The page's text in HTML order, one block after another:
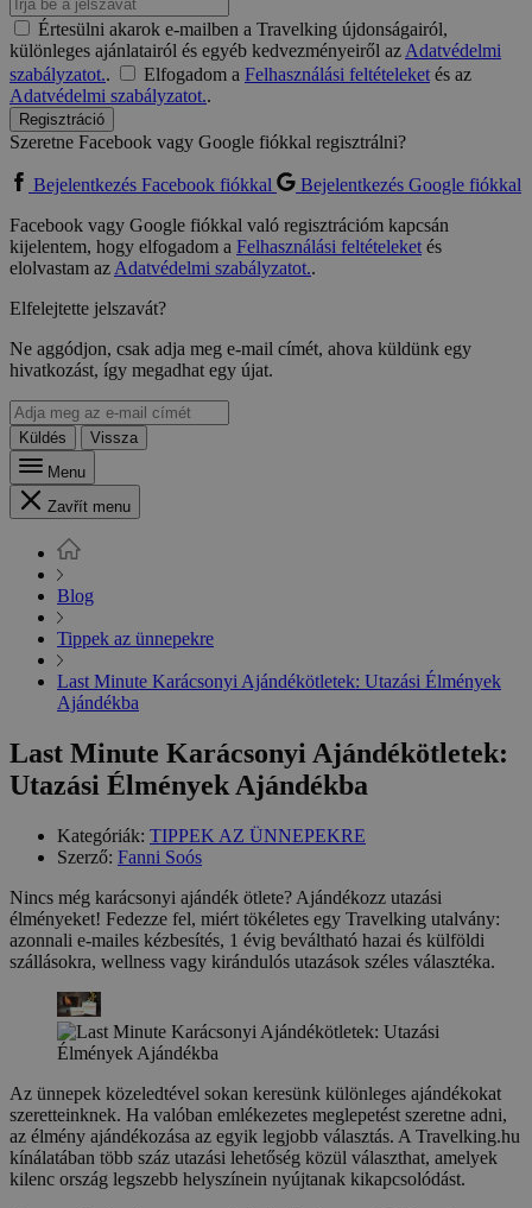
Értesülni akarok e-mailben a Travelking újdonságairól,
különleges ajánlatairól és egyéb kedvezményeiről azAdatvédelmi
szabályzatot.. Elfogadom a Felhasználási feltételeketés az
Adatvédelmi szabályzatot..
Regisztráció
Szeretne Facebook vagy Google fiókkal regisztrálni?
Bejelentkezés Facebook fiókkal
Bejelentkezés Google fiókkal
Facebook vagy Google fiókkal való regisztrációm kapcsán
kijelentem, hogy elfogadom a Felhasználási feltételeketés
elolvastam azAdatvédelmi szabályzatot..
Elfelejtette jelszavát?
Ne aggódjon, csak adja meg e-mail címét, ahova küldünk egy
hivatkozást, így megadhat egy újat.
Küldés
Vissza
Menu
Zavřít menu
Blog
Tippek az ünnepekre
Last Minute Karácsonyi Ajándékötletek: Utazási Élmények
Ajándékba
Last Minute Karácsonyi Ajándékötletek:
Utazási Élmények Ajándékba
Kategóriák: TIPPEK AZ ÜNNEPEKRE
Szerző: Fanni Soós
Nincs még karácsonyi ajándék ötlete? Ajándékozz utazási
élményeket! Fedezze fel, miért tökéletes egy Travelking utalvány:
azonnali e-mailes kézbesítés, 1 évig beváltható hazai és külföldi
szállásokra, wellness vagy kirándulós utazások széles választéka.
Az ünnepek közeledtével sokan keresünk különleges ajándékokat
szeretteinknek. Ha valóban emlékezetes meglepetést szeretne adni,
az élmény ajándékozása az egyik legjobb választás. A Travelking.hu
kínálatában több száz utazási lehetőség közül választhat, amelyek
kilenc ország legszebb helyszínein nyújtanak kikapcsolódást.